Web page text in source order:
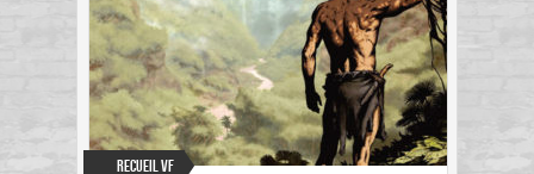
Recueil VF